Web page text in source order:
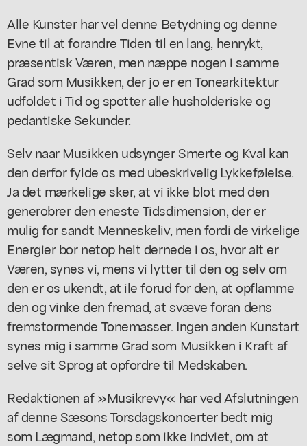
Alle Kunster har vel denne Betydning og denne
Evne til at forandre Tiden til en lang, henrykt,
præsentisk Væren, men næppe nogen i samme
Grad som Musikken, der jo er en Tonearkitektur
udfoldet i Tid og spotter alle husholderiske og
pedantiske Sekunder.
Selv naar Musikken udsynger Smerte og Kval kan
den derfor fylde os med ubeskrivelig Lykkefølelse.
Ja det mærkelige sker, at vi ikke blot med den
generobrer den eneste Tidsdimension, der er
mulig for sandt Menneskeliv, men fordi de virkelige
Energier bor netop helt dernede i os, hvor alt er
Væren, synes vi, mens vi lytter til den og selv om
den er os ukendt, at ile forud for den, at opflamme
den og vinke den fremad, at svæve foran dens
fremstormende Tonemasser. Ingen anden Kunstart
synes mig i samme Grad som Musikken i Kraft af
selve sit Sprog at opfordre til Medskaben.
Redaktionen af »Musikrevy« har ved Afslutningen
af denne Sæsons Torsdagskoncerter bedt mig
som Lægmand, netop som ikke indviet, om at